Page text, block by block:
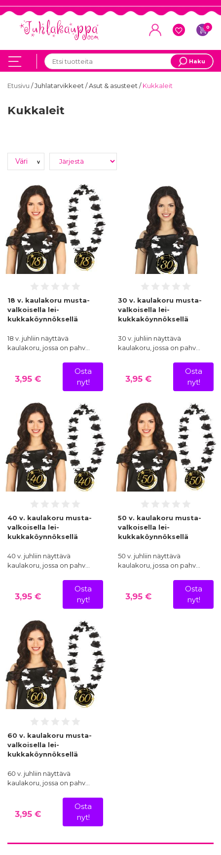
0
Haku
Etusivu /Juhlatarvikkeet/Asut & asusteet/Kukkaleit
Kukkaleit
Väri v
18 v. kaulakoru musta-
valkoisella lei-
kukkaköynnöksellä
18 v. juhliin näyttävä
kaulakoru, jossa on pahv…
3,95 €
Osta
nyt!
30 v. kaulakoru musta-
valkoisella lei-
kukkaköynnöksellä
30 v. juhliin näyttävä
kaulakoru, jossa on pahv…
3,95 €
Osta
nyt!
40 v. kaulakoru musta-
valkoisella lei-
kukkaköynnöksellä
40 v. juhliin näyttävä
kaulakoru, jossa on pahv…
3,95 €
Osta
nyt!
50 v. kaulakoru musta-
valkoisella lei-
kukkaköynnöksellä
50 v. juhliin näyttävä
kaulakoru, jossa on pahv…
3,95 €
Osta
nyt!
60 v. kaulakoru musta-
valkoisella lei-
kukkaköynnöksellä
60 v. juhliin näyttävä
kaulakoru, jossa on pahv…
3,95 €
Osta
nyt!